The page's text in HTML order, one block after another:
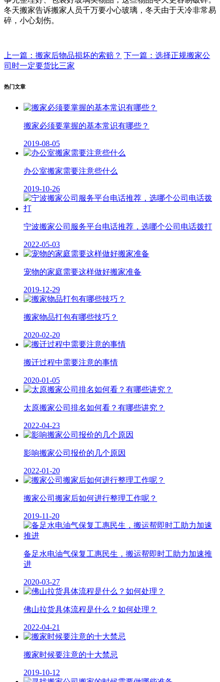
冬天搬家告诉搬家人员千万要小心玻璃，冬天由于天冷非常易
碎，小心划伤。
上一篇：搬家后物品损坏的索赔？ 下一篇：选择正规搬家公
司时一定要货比三家
热门文章
搬家必须要掌握的基本常识有哪些？
2019-08-05
办公室搬家需要注意些什么
2019-10-26
宁波搬家公司服务平台电话推荐，选哪个公司电话拨打
2022-05-03
宠物的家庭需要这样做好搬家准备
2019-12-29
搬家物品打包有哪些技巧？
2020-02-20
搬迁过程中需要注意的事情
2020-01-05
太原搬家公司排名如何看？有哪些讲究？
2022-04-23
影响搬家公司报价的几个原因
2022-01-20
搬家公司搬家后如何进行整理工作呢？
2019-11-20
备足水电油气保复工惠民生，搬运帮即时工助力加速推
进
2020-03-27
佛山拉货具体流程是什么？如何处理？
2022-04-21
搬家时候要注意的十大禁忌
2019-10-12